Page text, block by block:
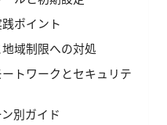
ポイント
域制限への対処
トワークとセキュリテ
別ガイド